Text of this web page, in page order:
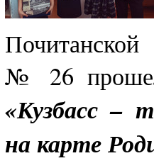
№ 26 прошел
«Кузбасс –
на карте